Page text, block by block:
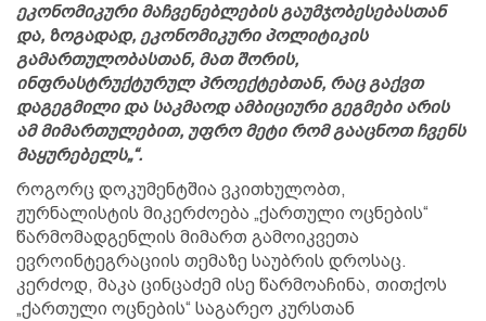
ეკონომიკური მაჩვენებლების გაუმჯობესებასთან
და, ზოგადად, ეკონომიკური პოლიტიკის
გამართულობასთან, მათ შორის,
ინფრასტრუქტურულ პროექტებთან, რაც გაქვთ
დაგეგმილი და საკმაოდ ამბიციური გეგმები არის
ამ მიმართულებით, უფრო მეტი რომ გააცნოთ ჩვენს
მაყურებელს„“.
როგორც დოკუმენტშია ვკითხულობთ,
ჟურნალისტის მიკერძოება „ქართული ოცნების“
წარმომადგენლის მიმართ გამოიკვეთა
ევროინტეგრაციის თემაზე საუბრის დროსაც.
კერძოდ, მაკა ცინცაძემ ისე წარმოაჩინა, თითქოს
„ქართული ოცნების“ საგარეო კურსთან